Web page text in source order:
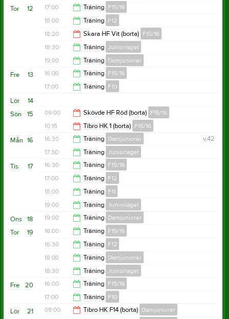
20:30
20:30
12
Tor 17:00 Träning F15/16
18:00
18:00 Träning F12
19:00
18:20 Skara HF Vit (borta) F15/16
20:20
18:30 Träning Juniorlaget
20:00
19:00 Träning Damjuniorer
20:30
13
Fre 16:00 Träning F15/16
17:00 Träning F10
18:00
14
Lör
15
Sön 09:00 Skövde HF Röd (borta) F15/16
11:00
10:15 Tibro HK 1 (borta) F15/16
12:15
16
Mån v.42
16:30 Träning Damjuniorer
17:30
17:30 Träning Juniorlaget
19:00
17
Tis 16:30 Träning F15/16
17:30
17:00 Träning F12
18:00
18:00 Träning F11
19:00
19:00 Träning Juniorlaget
20:30
18
Ons 19:00 Träning Damjuniorer
20:30
19
Tor 16:00 Träning F15/16
17:30
16:30 Träning F12
17:30
18:00 Träning Damjuniorer
20:30
18:30 Träning Juniorlaget
20:00
20
Fre 16:00 Träning F15/16
17:00
17:00 Träning F10
21
Lör 09:00 Tibro HK F14 (borta) Damjuniorer